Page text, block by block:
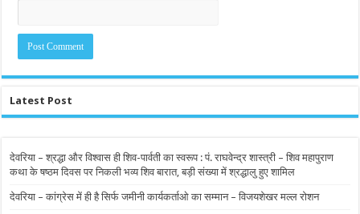
Latest Post
देवरिया – श्रद्धा और विश्वास ही शिव-पार्वती का स्वरूप : पं. राघवेन्द्र शास्त्री – शिव महापुराण
कथा के षष्ठम दिवस पर निकली भव्य शिव बारात, बड़ी संख्या में श्रद्धालु हुए शामिल
देवरिया – कांग्रेस में ही है सिर्फ जमीनी कार्यकर्ताओ का सम्मान – विजयशेखर मल्ल रोशन